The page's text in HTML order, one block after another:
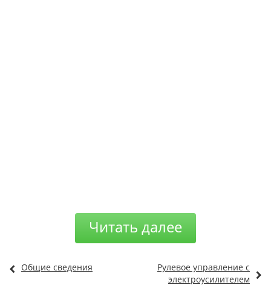
Читать далее
Общие сведения
Рулевое управление с
электроусилителем